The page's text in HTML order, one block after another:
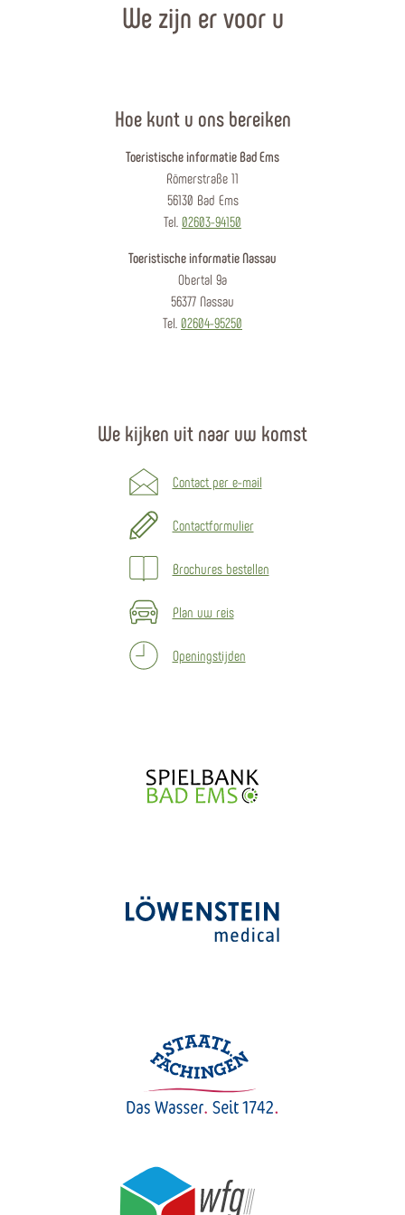
We zijn er voor u
Hoe kunt u ons bereiken
Toeristische informatie Bad Ems
Römerstraße 11
56130 Bad Ems
Tel. 02603-94150
Toeristische informatie Nassau
Obertal 9a
56377 Nassau
Tel. 02604-95250
We kijken uit naar uw komst
Contact per e-mail
Contactformulier
Brochures bestellen
Plan uw reis
Openingstijden